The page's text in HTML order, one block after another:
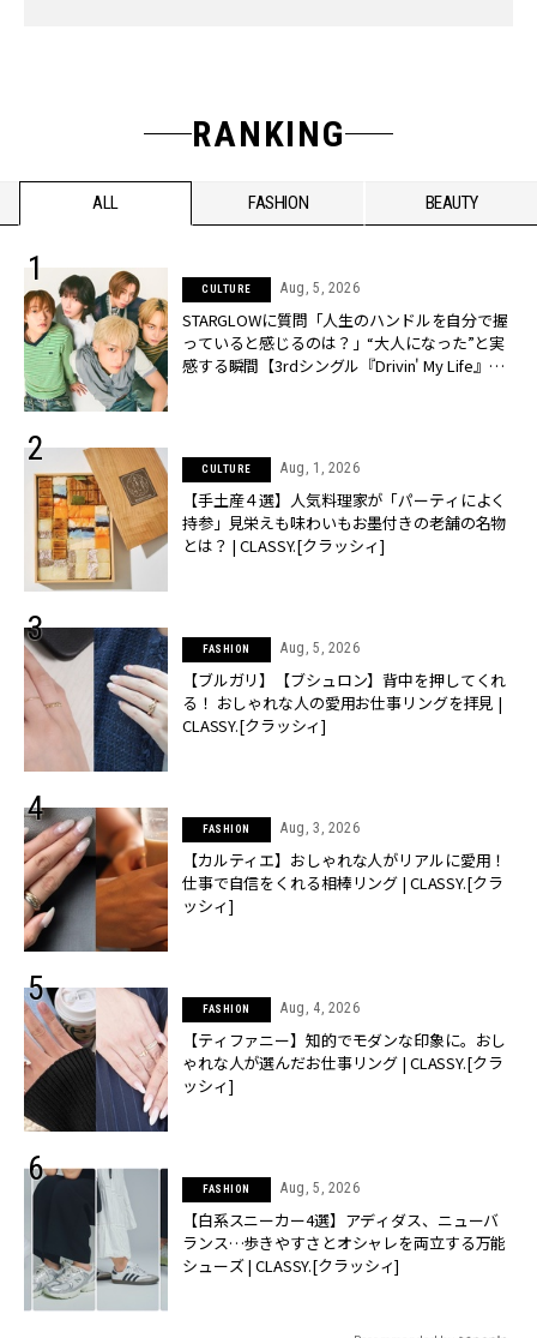
RANKING
ALL FASHION BEAUTY
CULTURE Aug, 5, 2026
STARGLOWに質問「人生のハンドルを自分で握
っていると感じるのは？」“大️人になった”と実
感する瞬間【3rdシングル『Drivin' My Life』発
CULTURE Aug, 1, 2026
【手土産４選】人気料理家が「パーティによく
持参」見栄えも味わいもお墨付きの老舗の名物
とは？ | CLASSY.[クラッシィ]
FASHION Aug, 5, 2026
【ブルガリ】【ブシュロン】背中を押してくれ
る！ おしゃれな人の愛用お仕事リングを拝見 |
CLASSY.[クラッシィ]
FASHION Aug, 3, 2026
【カルティエ】おしゃれな人がリアルに愛用！
仕事で自信をくれる相棒リング | CLASSY.[クラ
ッシィ]
FASHION Aug, 4, 2026
【ティファニー】知的でモダンな印象に。おし
ゃれな人が選んだお仕事リング | CLASSY.[クラ
ッシィ]
FASHION Aug, 5, 2026
【白系スニーカー4選】アディダス、ニューバ
ランス…歩きやすさとオシャレを両立する万能
シューズ | CLASSY.[クラッシィ]